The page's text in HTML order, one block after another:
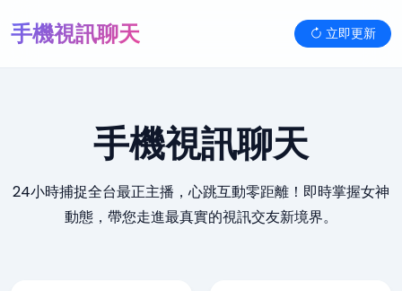
手機視訊聊天 立即更新
手機視訊聊天
24小時捕捉全台最正主播，心跳互動零距離！即時掌握女神
動態，帶您走進最真實的視訊交友新境界。